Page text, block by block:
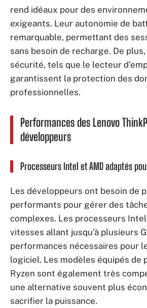
rend idéaux pour des
exigeants. Leur autonomie de
remarquable, permettant des
sans besoin de recharge. De
sécurité, tels que le lecteur
garantissent la protection des
professionnelles.
Performances des Lenovo
développeurs
Processeurs Intel et AMD adaptés
Les développeurs ont besoin de
performants pour gérer des
complexes. Les processeurs
vitesses allant jusqu’à plusieurs
performances nécessaires pour
logiciel. Les modèles équipés de
Ryzen sont également très
une alternative souvent plus
sacrifier la puissance.